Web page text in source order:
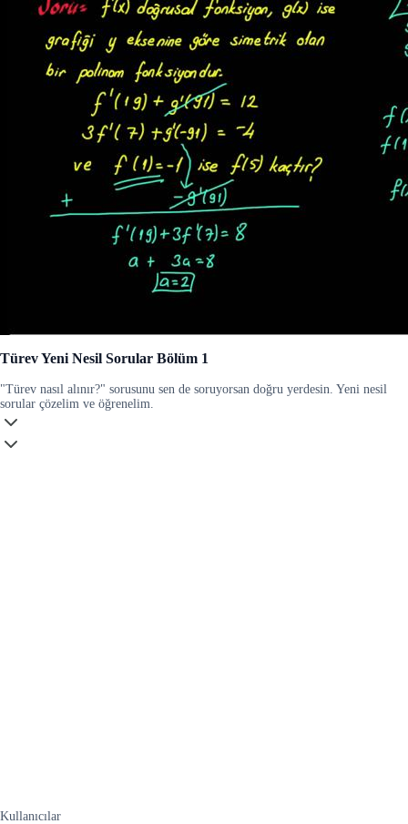
Türev Yeni Nesil Sorular Bölüm 1
"Türev nasıl alınır?" sorusunu sen de soruyorsan doğru yerdesin. Yeni nesil
sorular çözelim ve öğrenelim.
Kullanıcılar